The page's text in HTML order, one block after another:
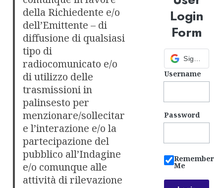
della Richiedente e/o
dell’Emittente – di
diffusione di qualsiasi
tipo di
radiocomunicato e/o
di utilizzo delle
trasmissioni in
palinsesto per
menzionare/sollecitar
e l’interazione e/o la
partecipazione del
pubblico all’Indagine
e/o comunque alle
attività di rilevazione
Login
Form
Username
Password
Remember
Me